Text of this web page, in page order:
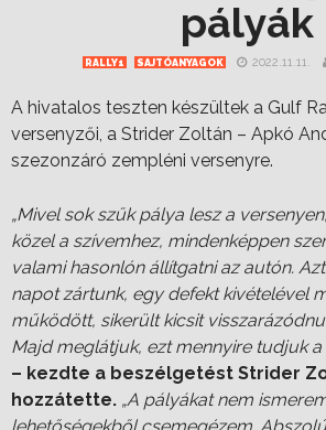
pályák
RALLY1 SAJTÓANYAGOK 2022.11.11.
A hivatalos teszten készültek a Gulf
versenyzői, a Strider Zoltán – Apkó
szezonzáró zempléni versenyre.
„Mivel sok szűk pálya lesz a
közel a szívemhez, mindenképpen
valami hasonlón állítgatni az autón.
napot zártunk, egy defekt kivételével
működött, sikerült kicsit
Majd meglátjuk, ezt mennyire tudjuk a
– kezdte a beszélgetést Strider
hozzátette. „A pályákat nem